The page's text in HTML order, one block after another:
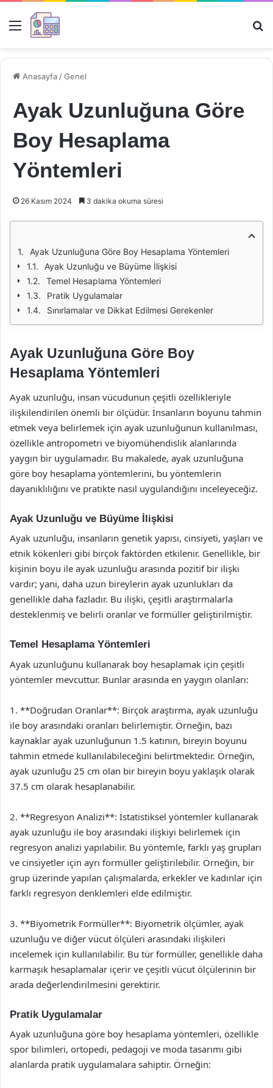
Menü
Anasayfa /Genel
Ayak Uzunluğuna Göre
Boy Hesaplama
Yöntemleri
26 Kasım 2024 3 dakika okuma süresi
Ayak Uzunluğuna Göre Boy Hesaplama Yöntemleri
Ayak Uzunluğu ve Büyüme İlişkisi
Temel Hesaplama Yöntemleri
Pratik Uygulamalar
Sınırlamalar ve Dikkat Edilmesi Gerekenler
Ayak Uzunluğuna Göre Boy
Hesaplama Yöntemleri
Ayak uzunluğu, insan vücudunun çeşitli özellikleriyle
ilişkilendirilen önemli bir ölçüdür. İnsanların boyunu tahmin
etmek veya belirlemek için ayak uzunluğunun kullanılması,
özellikle antropometri ve biyomühendislik alanlarında
yaygın bir uygulamadır. Bu makalede, ayak uzunluğuna
göre boy hesaplama yöntemlerini, bu yöntemlerin
dayanıklılığını ve pratikte nasıl uygulandığını inceleyeceğiz.
Ayak Uzunluğu ve Büyüme İlişkisi
Ayak uzunluğu, insanların genetik yapısı, cinsiyeti, yaşları ve
etnik kökenleri gibi birçok faktörden etkilenir. Genellikle, bir
kişinin boyu ile ayak uzunluğu arasında pozitif bir ilişki
vardır; yani, daha uzun bireylerin ayak uzunlukları da
genellikle daha fazladır. Bu ilişki, çeşitli araştırmalarla
desteklenmiş ve belirli oranlar ve formüller geliştirilmiştir.
Temel Hesaplama Yöntemleri
Ayak uzunluğunu kullanarak boy hesaplamak için çeşitli
yöntemler mevcuttur. Bunlar arasında en yaygın olanları:
1. **Doğrudan Oranlar**: Birçok araştırma, ayak uzunluğu
ile boy arasındaki oranları belirlemiştir. Örneğin, bazı
kaynaklar ayak uzunluğunun 1.5 katının, bireyin boyunu
tahmin etmede kullanılabileceğini belirtmektedir. Örneğin,
ayak uzunluğu 25 cm olan bir bireyin boyu yaklaşık olarak
37.5 cm olarak hesaplanabilir.
2. **Regresyon Analizi**: İstatistiksel yöntemler kullanarak
ayak uzunluğu ile boy arasındaki ilişkiyi belirlemek için
regresyon analizi yapılabilir. Bu yöntemle, farklı yaş grupları
ve cinsiyetler için ayrı formüller geliştirilebilir. Örneğin, bir
grup üzerinde yapılan çalışmalarda, erkekler ve kadınlar için
farklı regresyon denklemleri elde edilmiştir.
3. **Biyometrik Formüller**: Biyometrik ölçümler, ayak
uzunluğu ve diğer vücut ölçüleri arasındaki ilişkileri
incelemek için kullanılabilir. Bu tür formüller, genellikle daha
karmaşık hesaplamalar içerir ve çeşitli vücut ölçülerinin bir
arada değerlendirilmesini gerektirir.
Pratik Uygulamalar
Ayak uzunluğuna göre boy hesaplama yöntemleri, özellikle
spor bilimleri, ortopedi, pedagoji ve moda tasarımı gibi
alanlarda pratik uygulamalara sahiptir. Örneğin: